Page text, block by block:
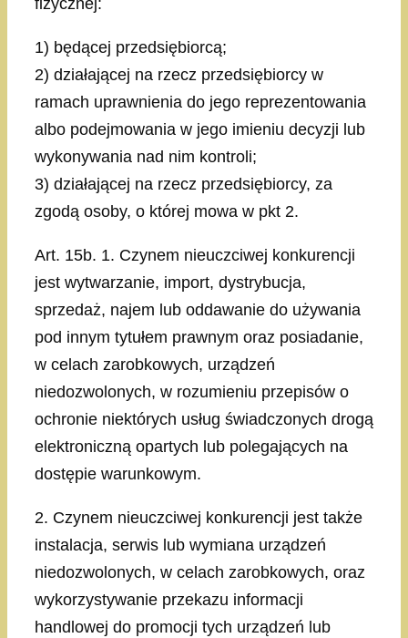
fizycznej:
1) będącej przedsiębiorcą;
2) działającej na rzecz przedsiębiorcy w
ramach uprawnienia do jego reprezentowania
albo podejmowania w jego imieniu decyzji lub
wykonywania nad nim kontroli;
3) działającej na rzecz przedsiębiorcy, za
zgodą osoby, o której mowa w pkt 2.
Art. 15b. 1. Czynem nieuczciwej konkurencji
jest wytwarzanie, import, dystrybucja,
sprzedaż, najem lub oddawanie do używania
pod innym tytułem prawnym oraz posiadanie,
w celach zarobkowych, urządzeń
niedozwolonych, w rozumieniu przepisów o
ochronie niektórych usług świadczonych drogą
elektroniczną opartych lub polegających na
dostępie warunkowym.
2. Czynem nieuczciwej konkurencji jest także
instalacja, serwis lub wymiana urządzeń
niedozwolonych, w celach zarobkowych, oraz
wykorzystywanie przekazu informacji
handlowej do promocji tych urządzeń lub